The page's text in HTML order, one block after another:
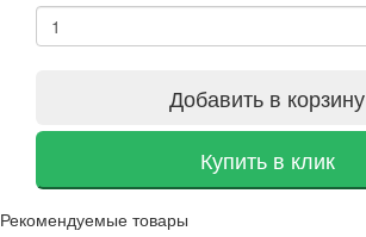
Добавить в корзину
Купить в клик
Рекомендуемые товары